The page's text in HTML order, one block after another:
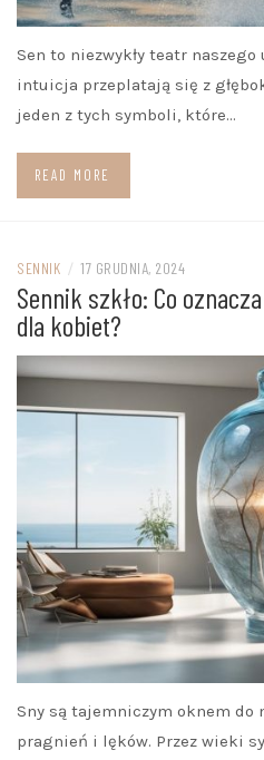
Sen to niezwykły teatr
intuicja przeplatają się z
jeden z tych symboli, które…
READ MORE
SENNIK / 17 GRUDNIA, 2024
Sennik szkło: Co
dla kobiet?
Sny są tajemniczym oknem do
pragnień i lęków. Przez wieki